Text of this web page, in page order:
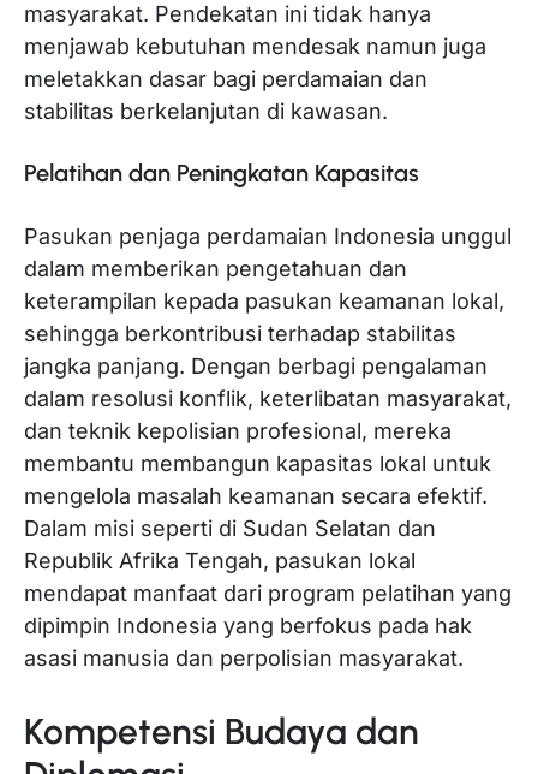
masyarakat. Pendekatan ini tidak hanya
menjawab kebutuhan mendesak namun juga
meletakkan dasar bagi perdamaian dan
stabilitas berkelanjutan di kawasan.
Pelatihan dan Peningkatan Kapasitas
Pasukan penjaga perdamaian Indonesia unggul
dalam memberikan pengetahuan dan
keterampilan kepada pasukan keamanan lokal,
sehingga berkontribusi terhadap stabilitas
jangka panjang. Dengan berbagi pengalaman
dalam resolusi konflik, keterlibatan masyarakat,
dan teknik kepolisian profesional, mereka
membantu membangun kapasitas lokal untuk
mengelola masalah keamanan secara efektif.
Dalam misi seperti di Sudan Selatan dan
Republik Afrika Tengah, pasukan lokal
mendapat manfaat dari program pelatihan yang
dipimpin Indonesia yang berfokus pada hak
asasi manusia dan perpolisian masyarakat.
Kompetensi Budaya dan